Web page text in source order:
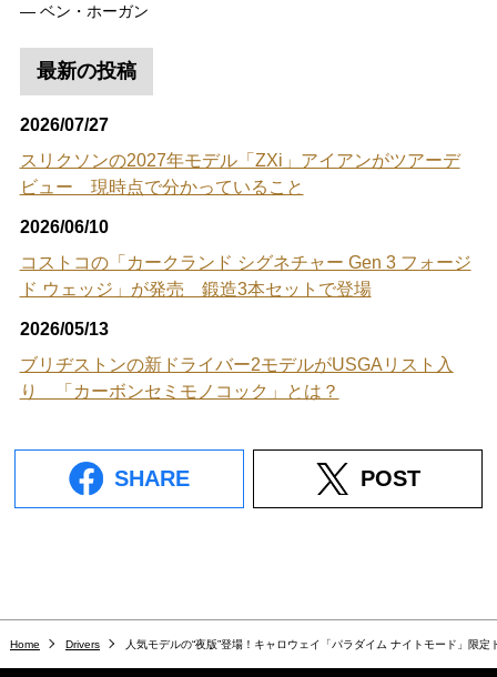
― ベン・ホーガン
最新の投稿
2026/07/27
スリクソンの2027年モデル「ZXi」アイアンがツアーデ
ビュー 現時点で分かっていること
2026/06/10
コストコの「カークランド シグネチャー Gen 3 フォージ
ド ウェッジ」が発売 鍛造3本セットで登場
2026/05/13
ブリヂストンの新ドライバー2モデルがUSGAリスト入
り 「カーボンセミモノコック」とは？
SHARE POST
Home Drivers 人気モデルの“夜版”登場！キャロウェイ「パラダイム ナイトモード」限定